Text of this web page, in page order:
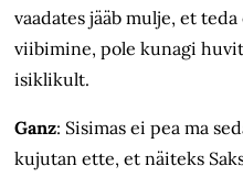
vaadates jääb mulje, et
viibimine, pole kunagi
isiklikult.
Ganz: Sisimas ei pea ma
kujutan ette, et näiteks